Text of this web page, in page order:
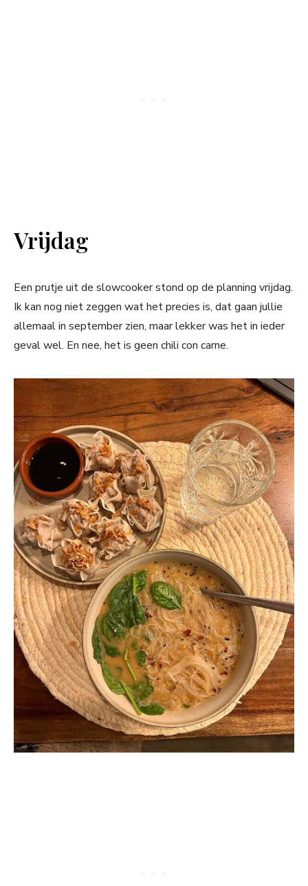
Vrijdag
Een prutje uit de slowcooker stond op de planning vrijdag.
Ik kan nog niet zeggen wat het precies is, dat gaan jullie
allemaal in september zien, maar lekker was het in ieder
geval wel. En nee, het is geen chili con carne.